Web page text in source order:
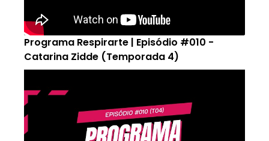
Programa Respirarte | Episódio #010 -
Catarina Zidde (Temporada 4)